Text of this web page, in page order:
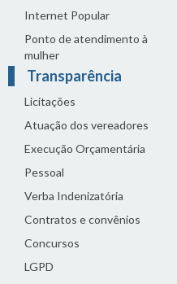
Internet Popular
Ponto de atendimento à
mulher
Transparência
Licitações
Atuação dos vereadores
Execução Orçamentária
Pessoal
Verba Indenizatória
Contratos e convênios
Concursos
LGPD